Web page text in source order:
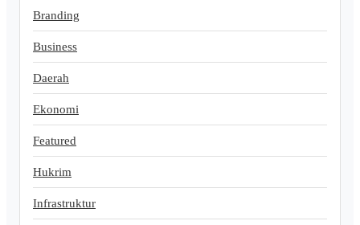
Branding
Business
Daerah
Ekonomi
Featured
Hukrim
Infrastruktur